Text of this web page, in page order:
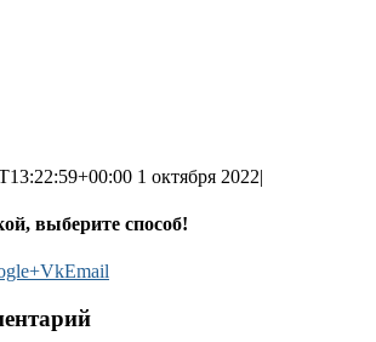
1 октября 2022|
выберите способ!
VkEmail